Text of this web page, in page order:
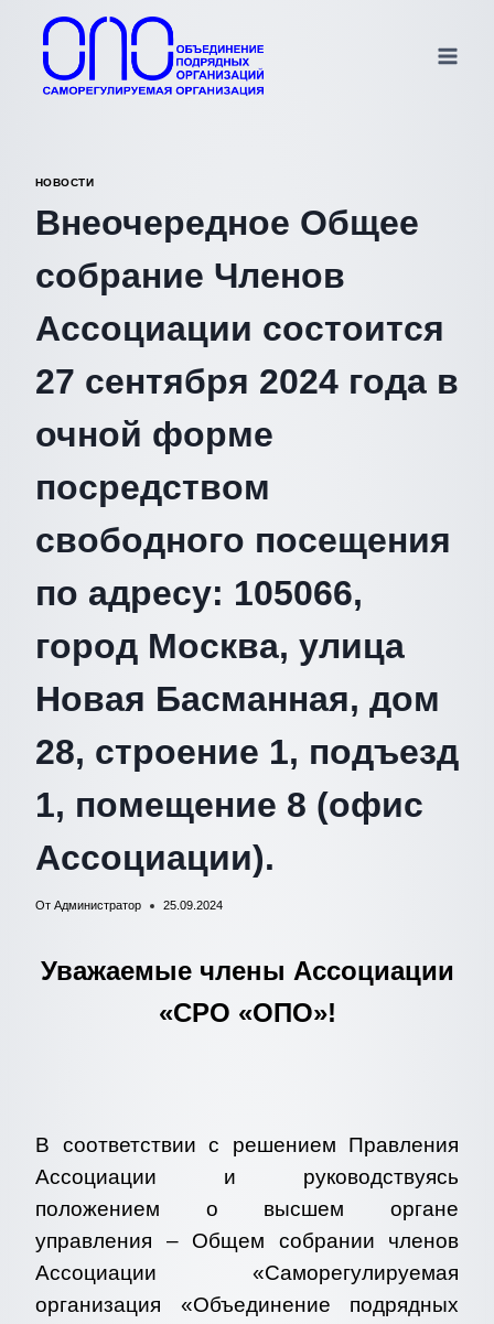
содержимому
НОВОСТИ
Внеочередное Общее
собрание Членов
Ассоциации состоится
27 сентября 2024 года в
очной форме
посредством
свободного посещения
по адресу: 105066,
город Москва, улица
Новая Басманная, дом
28, строение 1, подъезд
1, помещение 8 (офис
Ассоциации).
От Администратор 25.09.2024
Уважаемые члены Ассоциации
«СРО «ОПО»!
В соответствии с решением Правления
Ассоциации и руководствуясь
положением о высшем органе
управления – Общем собрании членов
Ассоциации «Саморегулируемая
организация «Объединение подрядных